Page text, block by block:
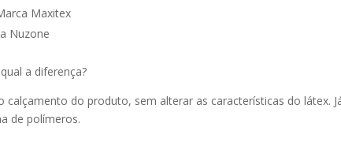
Maxitex
Nuzone
a diferença?
do produto, sem alterar as características do látex.
de polímeros.